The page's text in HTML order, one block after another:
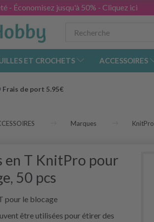
- Économisez jusqu'à 50% - Cliquez ici
ET CROCHETS ACCESSOIRES
Frais de port 5.95€
Marques KnitPro
en T KnitPro pour
50 pcs
pour le blocage
être utilisées pour étirer des